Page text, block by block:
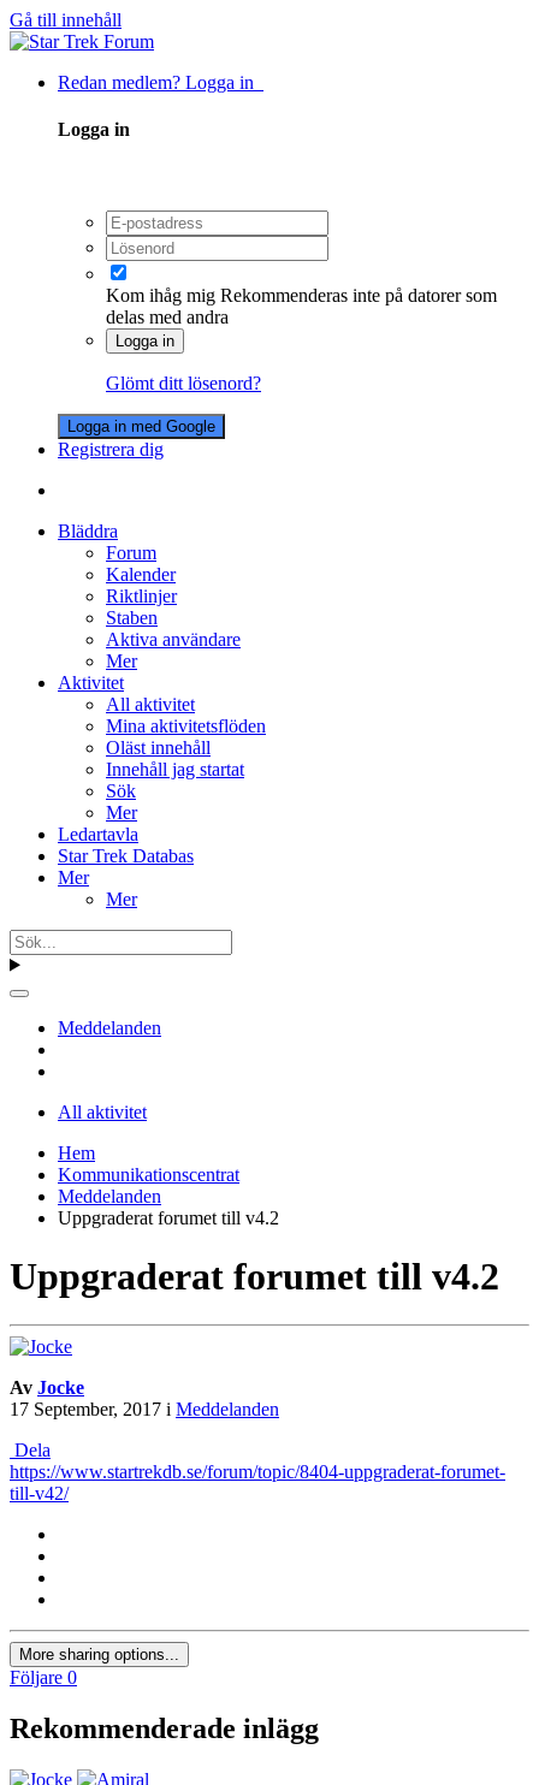
Gå till innehåll
Redan medlem? Logga in
Logga in
Kom ihåg mig Rekommenderas inte på datorer som
delas med andra
Logga in
Glömt ditt lösenord?
Logga in med Google
Registrera dig
Bläddra
Forum
Kalender
Riktlinjer
Staben
Aktiva användare
Mer
Aktivitet
All aktivitet
Mina aktivitetsflöden
Oläst innehåll
Innehåll jag startat
Sök
Mer
Ledartavla
Star Trek Databas
Mer
Mer
Meddelanden
All aktivitet
Hem
Kommunikationscentrat
Meddelanden
Uppgraderat forumet till v4.2
Uppgraderat forumet till v4.2
Av Jocke
17 September, 2017 i Meddelanden
Dela
https://www.startrekdb.se/forum/topic/8404-uppgraderat-forumet-
till-v42/
More sharing options...
Följare 0
Rekommenderade inlägg